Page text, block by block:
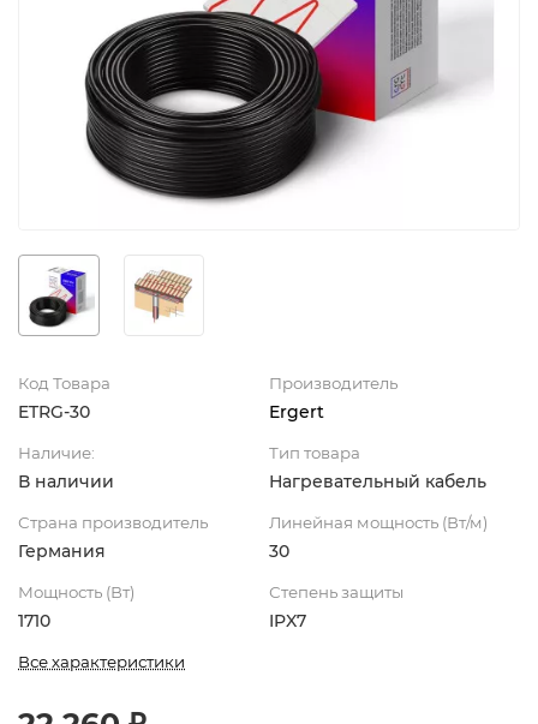
Код Товара
ETRG-30
Производитель
Ergert
Наличие:
В наличии
Тип товара
Нагревательный кабель
Страна производитель
Германия
Линейная мощность (Вт/м)
30
Мощность (Вт)
1710
Степень защиты
IPX7
Все характеристики